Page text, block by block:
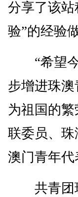
分享了该
验”的经验
“希望今
步增进珠
为祖国的
联委员、
澳门青年代
共青团珠